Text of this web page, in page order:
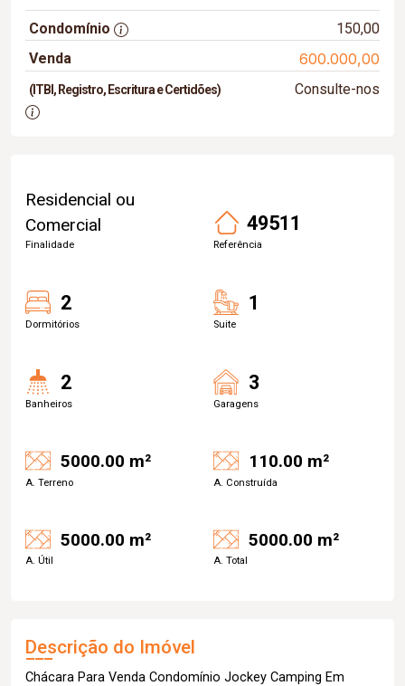
Condomínio
150,00
Venda
600.000,00
(ITBI, Registro, Escritura e Certidões) Consulte-nos
Residencial ou
Comercial
Finalidade
49511
Referência
2
Dormitórios
1
Suite
2
Banheiros
3
Garagens
5000.00 m²
A. Terreno
110.00 m²
A. Construída
5000.00 m²
A. Útil
5000.00 m²
A. Total
Descrição do Imóvel
Chácara Para Venda Condomínio Jockey Camping Em